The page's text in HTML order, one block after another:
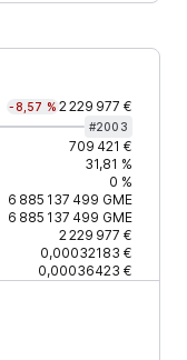
-8,57 % 2 229 977 €
#2003
709 421 €
31,81 %
0 %
6 885 137 499 GME
6 885 137 499 GME
2 229 977 €
0,00032183 €
0,00036423 €